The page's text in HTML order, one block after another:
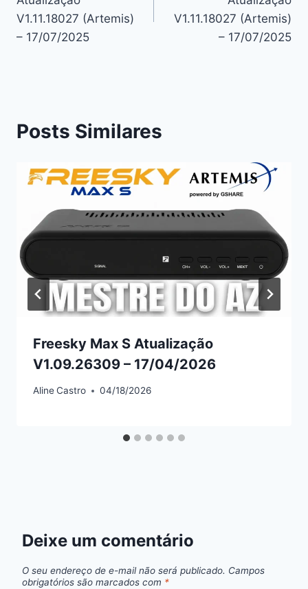
Post
V1.11.18027 (Artemis)
– 17/07/2025
V1.11.18027 (Artemis)
– 17/07/2025
Posts Similares
Freesky Max S Atualização
V1.09.26309 – 17/04/2026
AlineCastro 04/18/2026
Deixe um comentário
O seu endereço de e-mail não será publicado. Campos
obrigatórios são marcados com *